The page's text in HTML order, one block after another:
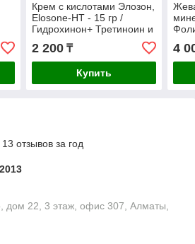
Крем с кислотами Элозон,
Elosone-HT - 15 гр /
Гидрохинон+ Третиноин и
Мометазон, 15 гр
2 200₸
Купить
4
отзывов за год
дом 22, 3 этаж, офис 307, Алматы,